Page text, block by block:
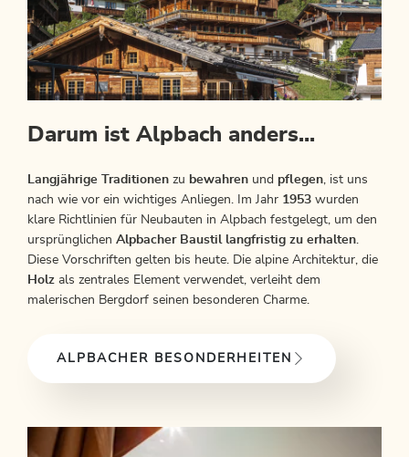
Darum ist Alpbach anders...
Langjährige Traditionen zu bewahren und pflegen, ist uns
nach wie vor ein wichtiges Anliegen. Im Jahr 1953 wurden
klare Richtlinien für Neubauten in Alpbach festgelegt, um den
ursprünglichen Alpbacher Baustil langfristig zu erhalten.
Diese Vorschriften gelten bis heute. Die alpine Architektur, die
Holz als zentrales Element verwendet, verleiht dem
malerischen Bergdorf seinen besonderen Charme.
ALPBACHER BESONDERHEITEN